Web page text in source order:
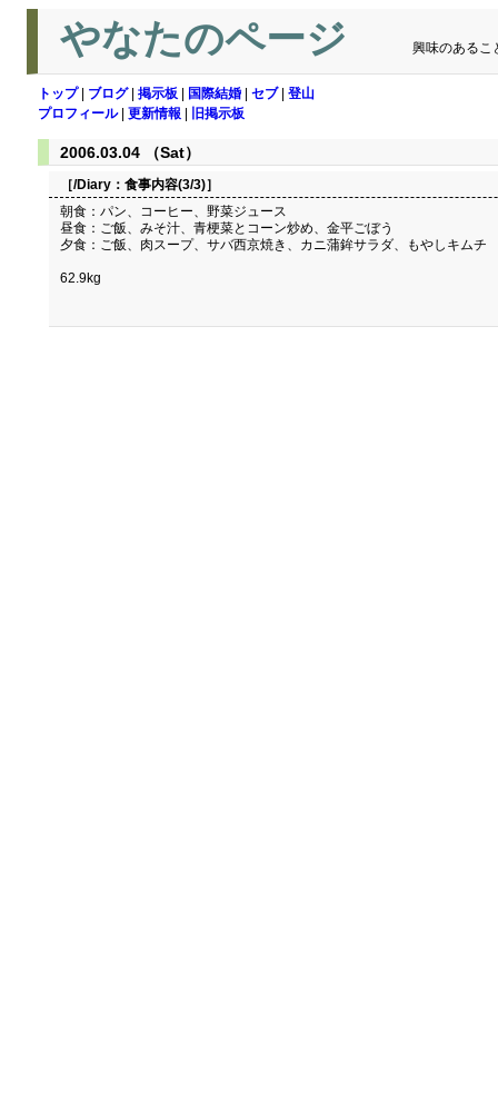
やなたのページ 興味のあるこ
トップ| ブログ| 掲示板 国際結婚 セブ| 登山
プロフィール| 更新情報 旧掲示板
2006.03.04 （Sat）
［/Diary： 食事内容(3/3)］
朝食：パン、コーヒー、野菜ジュース
昼食：ご飯、みそ汁、青梗菜とコーン炒め、金平ごぼう
夕食：ご飯、肉スープ、サバ西京焼き、カニ蒲鉾サラダ、もやしキムチ
62.9kg